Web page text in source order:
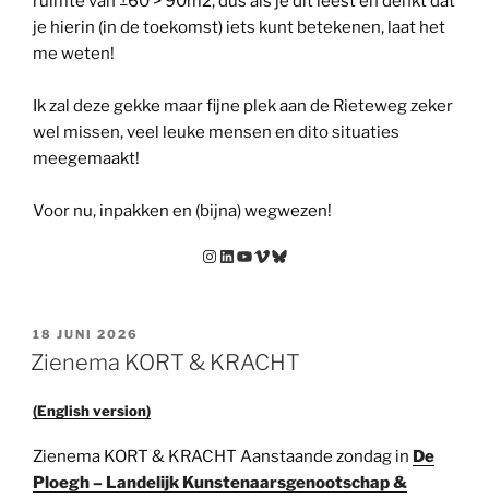
je hierin (in de toekomst) iets kunt betekenen, laat het
me weten!
Ik zal deze gekke maar fijne plek aan de Rieteweg zeker
wel missen, veel leuke mensen en dito situaties
meegemaakt!
Voor nu, inpakken en (bijna) wegwezen!
Instagram
LinkedIn
YouTube
Vimeo
Bluesky
GEPLAATST
OP
18 JUNI 2026
Zienema KORT & KRACHT
(English version)
Zienema KORT & KRACHT Aanstaande zondag in De
Ploegh – Landelijk Kunstenaarsgenootschap &